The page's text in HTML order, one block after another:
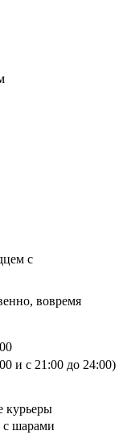
с
вовремя
и с 21:00 до 24:00)
курьеры
с шарами